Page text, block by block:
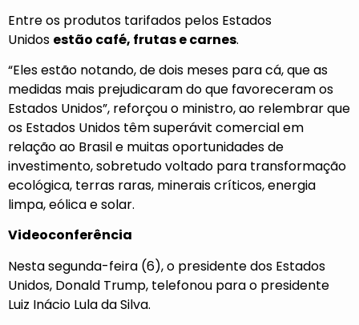
Entre os produtos tarifados pelos Estados
Unidos estão café, frutas e carnes.
“Eles estão notando, de dois meses para cá, que as
medidas mais prejudicaram do que favoreceram os
Estados Unidos”, reforçou o ministro, ao relembrar que
os Estados Unidos têm superávit comercial em
relação ao Brasil e muitas oportunidades de
investimento, sobretudo voltado para transformação
ecológica, terras raras, minerais críticos, energia
limpa, eólica e solar.
Videoconferência
Nesta segunda-feira (6), o presidente dos Estados
Unidos, Donald Trump, telefonou para o presidente
Luiz Inácio Lula da Silva.